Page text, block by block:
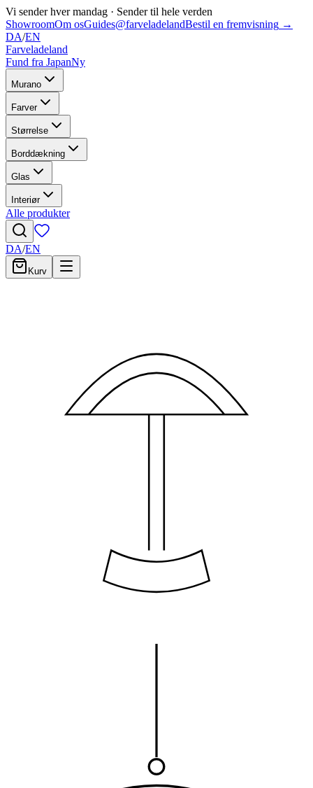
Vi sender hver mandag · Sender til hele verden
ShowroomOm osGuides@farveladelandBestil en fremvisning →
DA/EN
Farveladeland
Fund fra JapanNy
Murano
Farver
Størrelse
Borddækning
Glas
Interiør
Alle produkter
DA/EN
Kurv